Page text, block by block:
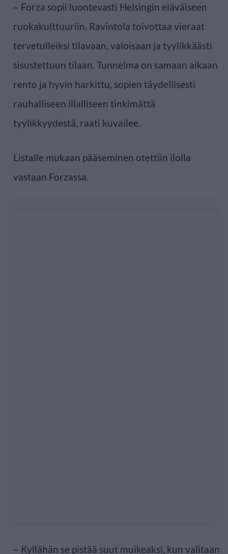
– Forza sopii luontevasti Helsingin eläväiseen
ruokakulttuuriin. Ravintola toivottaa vieraat
tervetulleiksi tilavaan, valoisaan ja tyylikkäästi
sisustettuun tilaan. Tunnelma on samaan aikaan
rento ja hyvin harkittu, sopien täydellisesti
rauhalliseen illalliseen tinkimättä
tyylikkyydestä, raati kuvailee.
Listalle mukaan pääseminen otettiin ilolla
vastaan Forzassa.
– Kyllähän se pistää suut muikeaksi, kun valitaan